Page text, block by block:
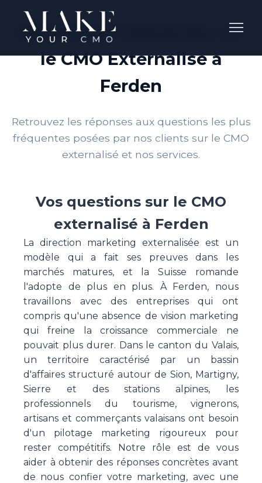
Questions Fréquentes sur
le CMO Externalisé à
Ferden
Retrouvez les réponses aux questions les plus
fréquentes posées par nos clients sur le CMO
externalisé et nos services.
Vos questions sur le CMO
externalisé à Ferden
La direction marketing externalisée est un
modèle qui a fait ses preuves dans les
marchés matures, et la Suisse romande
l'adopte de plus en plus. À Ferden, nous
travaillons avec des entreprises qui ont
compris qu'une absence de vision marketing
qui freine la croissance commerciale ne
pouvait plus durer. Dans le canton du Valais,
un territoire caractérisé par un bassin
d'affaires structuré autour de Sion, Martigny,
Sierre et des stations alpines, les
professionnels du tourisme, vignerons,
artisans et commerçants valaisans ont besoin
d'un pilotage marketing rigoureux pour
rester compétitifs. Notre rôle est de vous
aider à obtenir des réponses concrètes avant
de nous confier votre marketing, avec une